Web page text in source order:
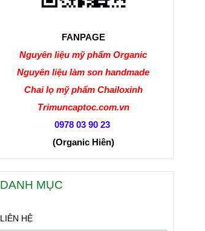
FANPAGE
Nguyên liệu mỹ phẩm Organic
Nguyên liệu làm son handmade
Chai lọ mỹ phẩm Chailoxinh
Trimuncaptoc.com.vn
0978 03 90 23
(Organic Hiên)
DANH MỤC
LIÊN HỆ